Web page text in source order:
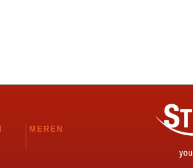
MEREN